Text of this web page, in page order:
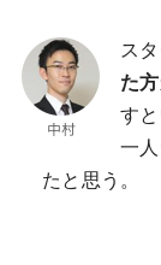
ス
た
す
一
たと思う。